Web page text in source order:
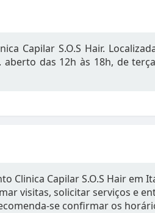
Capilar S.O.S Hair.
aberto das 12h às 18h, de
Clinica Capilar S.O.S Hair em
visitas, solicitar serviços e
se confirmar os